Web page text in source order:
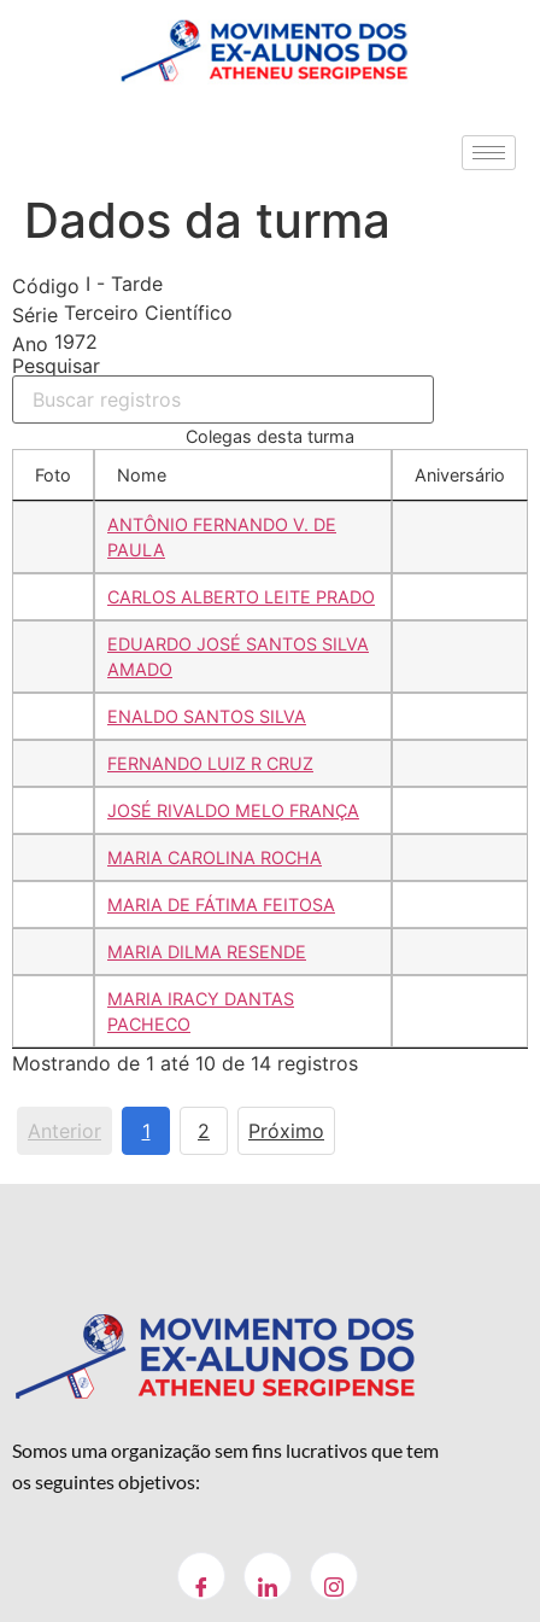
Dados da turma
Código I - Tarde
Série Terceiro Científico
Ano 1972
Pesquisar
Colegas desta turma
Foto
Nome Aniversário
ANTÔNIO FERNANDO V. DE
PAULA
CARLOS ALBERTO LEITE PRADO
EDUARDO JOSÉ SANTOS SILVA
AMADO
ENALDO SANTOS SILVA
FERNANDO LUIZ R CRUZ
JOSÉ RIVALDO MELO FRANÇA
MARIA CAROLINA ROCHA
MARIA DE FÁTIMA FEITOSA
MARIA DILMA RESENDE
MARIA IRACY DANTAS
PACHECO
Mostrando de 1 até 10 de 14 registros
Anterior 1 2 Próximo
Somos uma organização sem fins lucrativos que tem
os seguintes objetivos: